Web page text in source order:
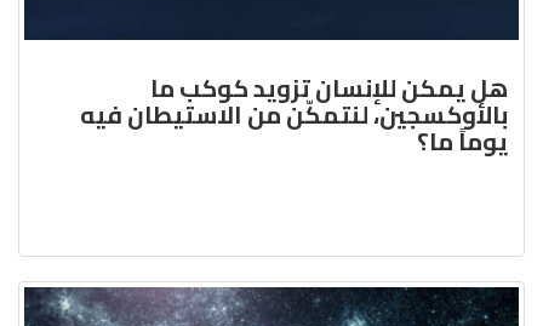
هل يمكن للإنسان تزويد كوكب ما
بالأوكسجين، لنتمكّن من الاستيطان فيه
يوماً ما؟